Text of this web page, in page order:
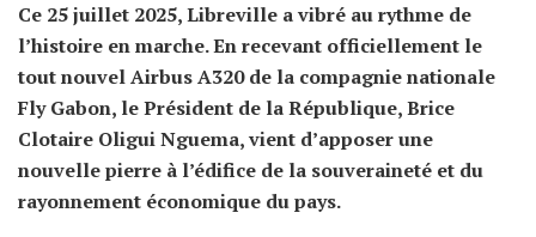
Ce 25 juillet 2025, Libreville a vibré au rythme de
l’histoire en marche. En recevant officiellement le
tout nouvel Airbus A320 de la compagnie nationale
Fly Gabon, le Président de la République, Brice
Clotaire Oligui Nguema, vient d’apposer une
nouvelle pierre à l’édifice de la souveraineté et du
rayonnement économique du pays.